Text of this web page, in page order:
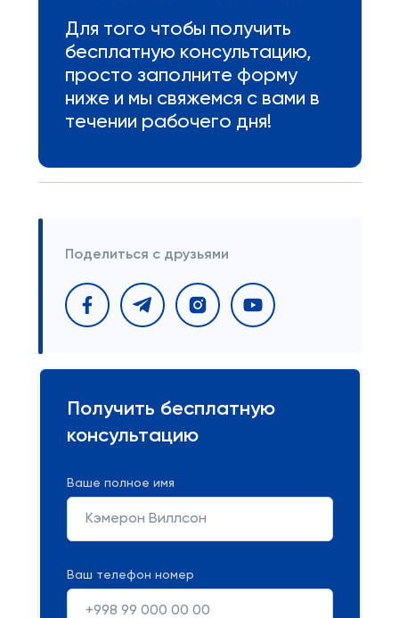
Для того чтобы получить
бесплатную консультацию,
просто заполните форму
ниже и мы свяжемся с вами в
течении рабочего дня!
Поделиться с друзьями
Получить бесплатную
консультацию
Ваше полное имя
Ваш телефон номер